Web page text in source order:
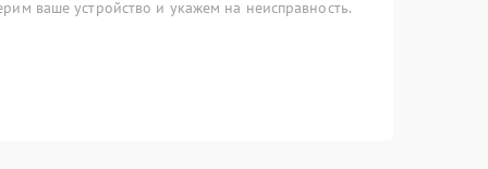
ваше устройство и укажем на неисправность.